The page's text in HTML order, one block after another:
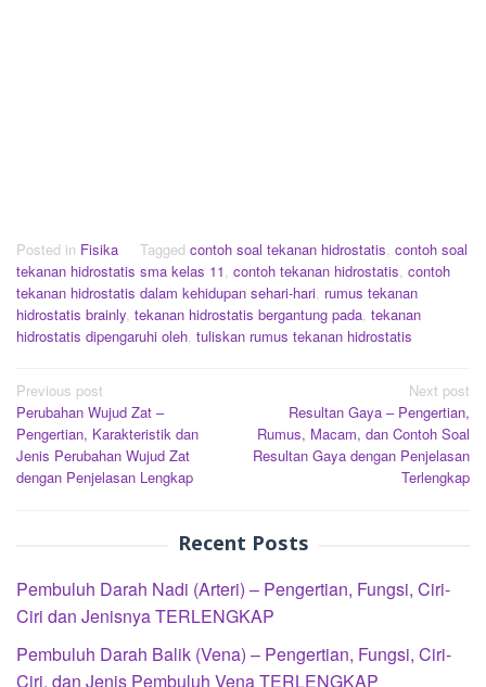
Posted in Fisika Tagged contoh soal tekanan hidrostatis, contoh soal
tekanan hidrostatis sma kelas 11, contoh tekanan hidrostatis, contoh
tekanan hidrostatis dalam kehidupan sehari-hari, rumus tekanan
hidrostatis brainly, tekanan hidrostatis bergantung pada, tekanan
hidrostatis dipengaruhi oleh, tuliskan rumus tekanan hidrostatis
Post
navigation
Previous post
Perubahan Wujud Zat –
Pengertian, Karakteristik dan
Jenis Perubahan Wujud Zat
dengan Penjelasan Lengkap
Next post
Resultan Gaya – Pengertian,
Rumus, Macam, dan Contoh Soal
Resultan Gaya dengan Penjelasan
Terlengkap
Recent Posts
Pembuluh Darah Nadi (Arteri) – Pengertian, Fungsi, Ciri-
Ciri dan Jenisnya TERLENGKAP
Pembuluh Darah Balik (Vena) – Pengertian, Fungsi, Ciri-
Ciri, dan Jenis Pembuluh Vena TERLENGKAP